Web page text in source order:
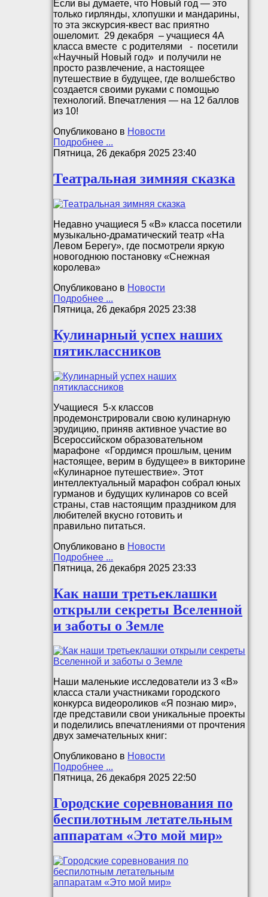
Если вы думаете, что Новый год — это
только гирлянды, хлопушки и мандарины,
то эта экскурсия-квест вас приятно
ошеломит. 29 декабря – учащиеся 4А
класса вместе с родителями - посетили
«Научный Новый год» и получили не
просто развлечение, а настоящее
путешествие в будущее, где волшебство
создается своими руками с помощью
технологий. Впечатления — на 12 баллов
из 10!
Опубликовано в Новости
Подробнее ...
Пятница, 26 декабря 2025 23:40
Театральная зимняя сказка
Недавно учащиеся 5 «В» класса посетили
музыкально-драматический театр «На
Левом Берегу», где посмотрели яркую
новогоднюю постановку «Снежная
королева»
Опубликовано в Новости
Подробнее ...
Пятница, 26 декабря 2025 23:38
Кулинарный успех наших
пятиклассников
Учащиеся 5-х классов
продемонстрировали свою кулинарную
эрудицию, приняв активное участие во
Всероссийском образовательном
марафоне «Гордимся прошлым, ценим
настоящее, верим в будущее» в викторине
«Кулинарное путешествие». Этот
интеллектуальный марафон собрал юных
гурманов и будущих кулинаров со всей
страны, став настоящим праздником для
любителей вкусно готовить и
правильно питаться.
Опубликовано в Новости
Подробнее ...
Пятница, 26 декабря 2025 23:33
Как наши третьеклашки
открыли секреты Вселенной
и заботы о Земле
Наши маленькие исследователи из 3 «В»
класса стали участниками городского
конкурса видеороликов «Я познаю мир»,
где представили свои уникальные проекты
и поделились впечатлениями от прочтения
двух замечательных книг:
Опубликовано в Новости
Подробнее ...
Пятница, 26 декабря 2025 22:50
Городские соревнования по
беспилотным летательным
аппаратам «Это мой мир»